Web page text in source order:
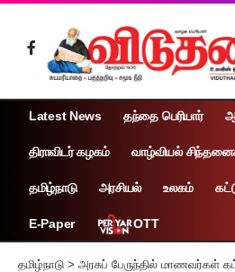
Latest News தந்தை பெரியார்
திராவிடர் கழகம் வாழ்வியல்
தமிழ்நாடு அரசியல் உலகம்
E-Paper OTT
தமிழ்நாடு > அரசுப் பேருந்தில் மாணவர்கள் கட்டணமின்றி